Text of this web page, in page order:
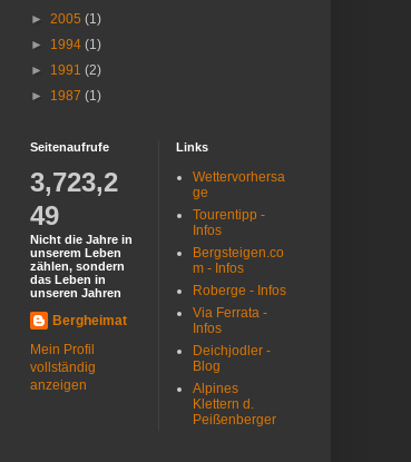
► 2005 (1)
► 1994 (1)
► 1991 (2)
► 1987 (1)
Seitenaufrufe
3,723,2
49
Nicht die Jahre in
unserem Leben
zählen, sondern
das Leben in
unseren Jahren
Bergheimat
Mein Profil
vollständig
anzeigen
Links
Wettervorhersa
ge
Tourentipp -
Infos
Bergsteigen.co
m - Infos
Roberge - Infos
Via Ferrata -
Infos
Deichjodler -
Blog
Alpines
Klettern d.
Peißenberger